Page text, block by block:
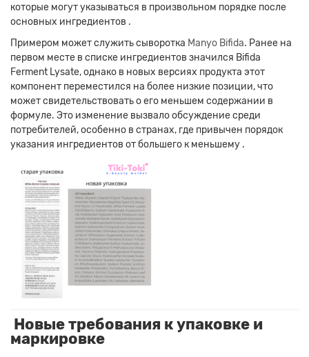
которые могут указываться в произвольном порядке после
основных ингредиентов .
Примером может служить сыворотка Manyo Bifida. Ранее на
первом месте в списке ингредиентов значился Bifida
Ferment Lysate, однако в новых версиях продукта этот
компонент переместился на более низкие позиции, что
может свидетельствовать о его меньшем содержании в
формуле. Это изменение вызвало обсуждение среди
потребителей, особенно в странах, где привычен порядок
указания ингредиентов от большего к меньшему .
Новые требования к упаковке и
маркировке